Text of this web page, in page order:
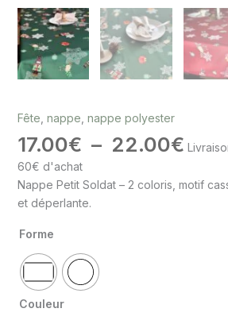
Fête nappe nappe polyester
17.00€ – 22.00€
60€ d'achat
Nappe Petit Soldat – 2 coloris, motif
et déperlante.
Forme
Couleur